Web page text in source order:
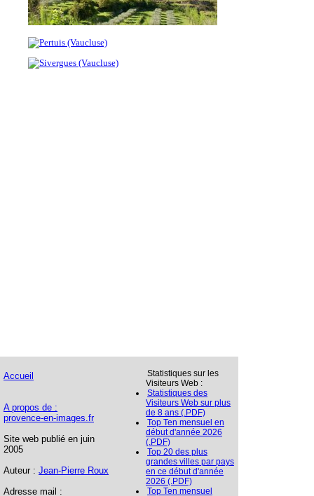
Accueil
A propos de :
provence-en-images.fr
Site web publié en juin
2005
Auteur : Jean-Pierre Roux
Adresse mail :
Statistiques sur les
Visiteurs Web :
Statistiques des
Visiteurs Web sur plus
de 8 ans (.PDF)
Top Ten mensuel en
début d'année 2026
(.PDF)
Top 20 des plus
grandes villes par pays
en ce début d'année
2026 (.PDF)
Top Ten mensuel